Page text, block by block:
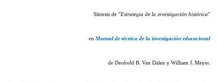
Síntesis de "Estrategia de la investigación histórica"
en Manual de técnica de la investigación educacional
de Deobold B. Van Dalen y William J. Meyer.